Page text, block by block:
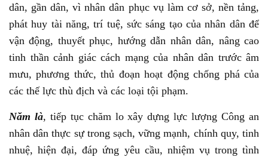
dân, gần dân, vì nhân dân phục vụ làm cơ sở, nền tảng,
phát huy tài năng, trí tuệ, sức sáng tạo của nhân dân để
vận động, thuyết phục, hướng dẫn nhân dân, nâng cao
tinh thần cảnh giác cách mạng của nhân dân trước âm
mưu, phương thức, thủ đoạn hoạt động chống phá của
các thế lực thù địch và các loại tội phạm.
Năm là, tiếp tục chăm lo xây dựng lực lượng Công an
nhân dân thực sự trong sạch, vững mạnh, chính quy, tinh
nhuệ, hiện đại, đáp ứng yêu cầu, nhiệm vụ trong tình